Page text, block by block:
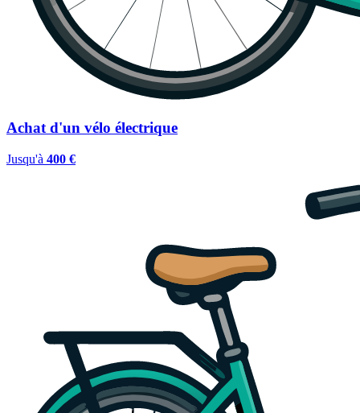
Achat d'un vélo électrique
Jusqu'à 400 €